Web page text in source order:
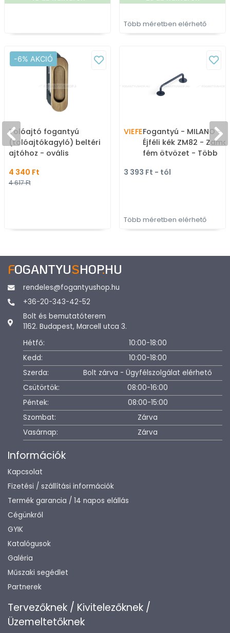
Több méretben elérhető
-6% AKCIÓ
Tolóajtó fogantyú
(tolóajtókagyló) beltéri
ajtóhoz - ovális
4 340 Ft
4 617 Ft
VIEFEFogantyú - MILANO -
Éjféli kék ZM82 -
fém ötvözet - Több
színes fém
3 393 Ft - tól
Több méretben elérhető
FOGANTYUSHOP.HU
rendeles@fogantyushop.hu
+36-20-343-42-52
Bolt és bemutatóterem
1162. Budapest, Marcell utca 3.
Hétfő:
10:00-18:00
Kedd:
10:00-18:00
Szerda:
Bolt zárva - Ügyfélszolgálat elérhető
Csütörtök:
08:00-16:00
Péntek:
08:00-15:00
Szombat:
Zárva
Vasárnap:
Zárva
Információk
Kapcsolat
Fizetési / szállítási információk
Termék garancia / 14 napos elállás
Cégünkről
GYIK
Katalógusok
Galéria
Műszaki segédlet
Partnerek
Tervezőknek / Kivitelezőknek /
Üzemeltetőknek